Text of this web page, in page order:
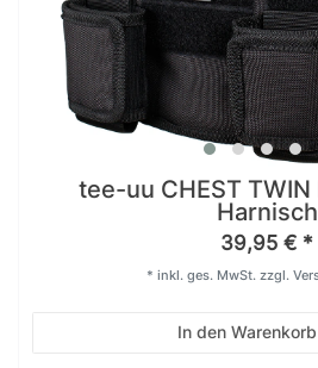
tee-uu CHEST
Harnisch
39,95 € *
In den Warenkorb
* inkl. ges. MwSt. zzgl.